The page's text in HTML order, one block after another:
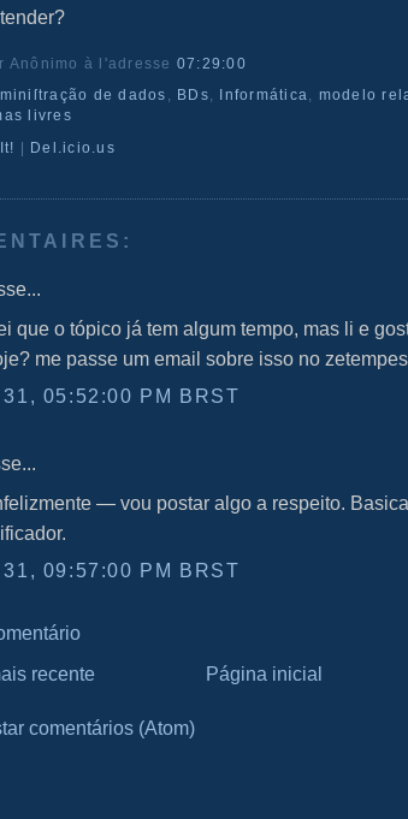
Anônimo à l'adresse 07:29:00
de dados , BDs, Informática, modelo
livres
| Del.icio.us
que o tópico já tem algum tempo, mas li e
me passe um email sobre isso no
05:52:00 PM BRST
― vou postar algo a respeito.
09:57:00 PM BRST
recente
Página inicial
comentários (Atom)